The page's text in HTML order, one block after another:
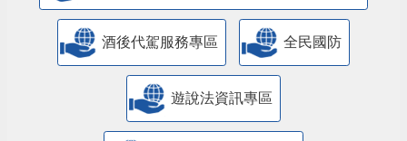
酒後代駕服務專區 全民國防
遊說法資訊專區